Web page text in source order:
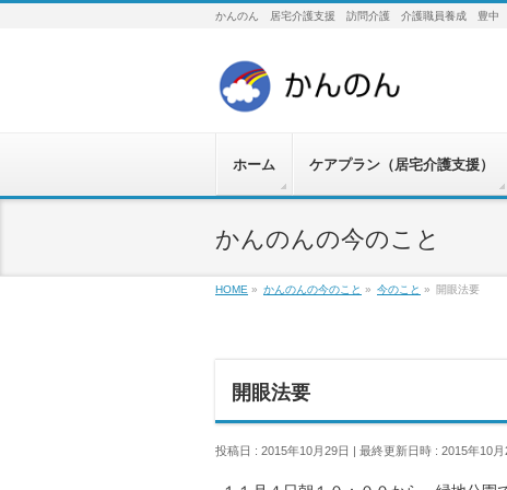
かんのん 居宅介護支援 訪問介護 介護職員養成 豊中
ホーム ケアプラン（居宅介護支援）
かんのんの今のこと
HOME » かんのんの今のこと » 今のこと » 開眼法要
開眼法要
投稿日 : 2015年10月29日 最終更新日時 : 2015年10月